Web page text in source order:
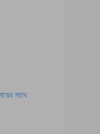
সাথে